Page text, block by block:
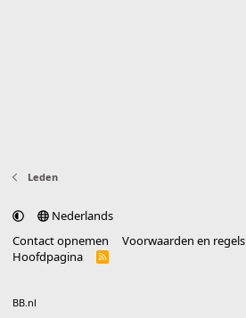
Leden
Nederlands
Contact opnemen
Voorwaarden en regels
Hoofdpagina
R
BB.nl